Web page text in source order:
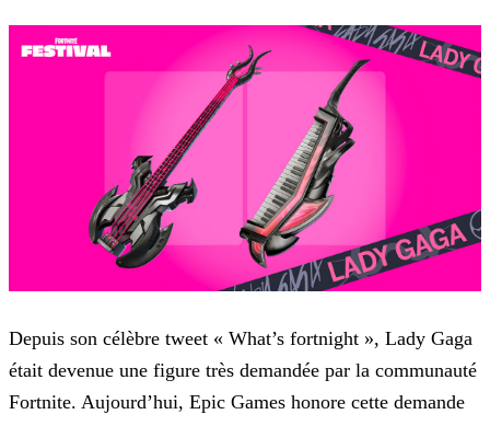
Depuis son célèbre tweet « What’s fortnight », Lady Gaga
était devenue une figure très demandée par la communauté
Fortnite. Aujourd’hui, Epic Games honore cette demande